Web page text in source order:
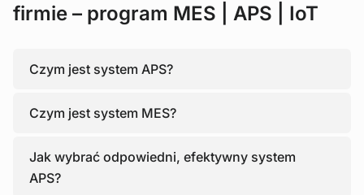
firmie – program MES | APS | IoT
Czym jest system APS?
Czym jest system MES?
Jak wybrać odpowiedni, efektywny system
APS?